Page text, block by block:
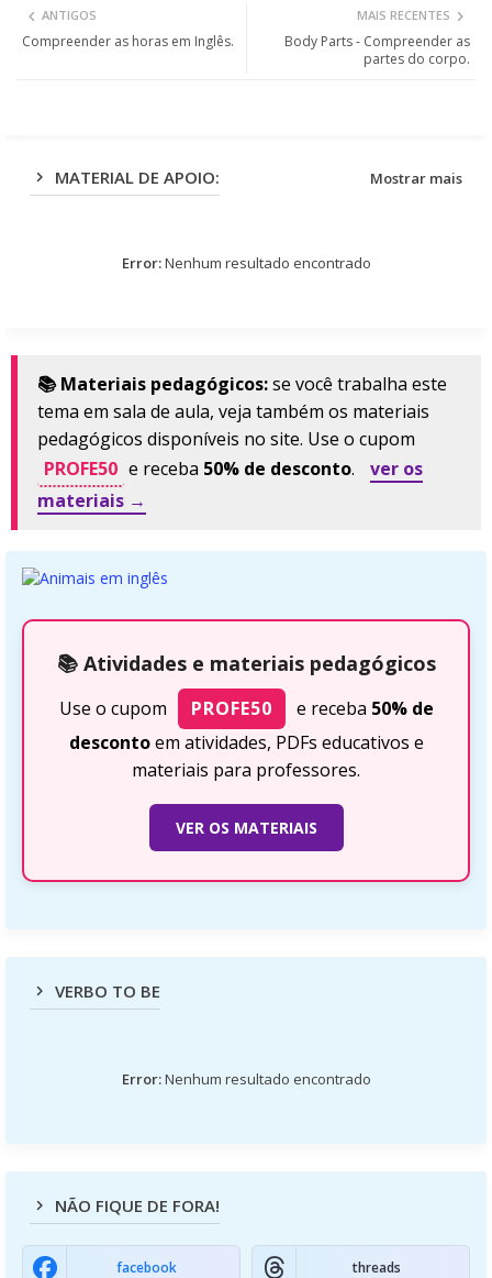
ter ats
MAIS RECENTES
Body Parts - Compreender as
partes do corpo.
ANTIGOS
Compreender as horas em Inglês.
MATERIAL DE APOIO: Mostrar mais
Error:Nenhum resultado encontrado
📚 Materiais pedagógicos:se você trabalha este
tema em sala de aula, veja também os materiais
pedagógicos disponíveis no site. Use o cupom
PROFE50 e receba 50% de desconto.
ver os
materiais →
📚 Atividades e materiais pedagógicos
Use o cupom PROFE50 e receba 50% de
descontoem atividades, PDFs educativos e
materiais para professores.
VER OS MATERIAIS
VERBO TO BE
Error:Nenhum resultado encontrado
NÃO FIQUE DE FORA!
facebook threads